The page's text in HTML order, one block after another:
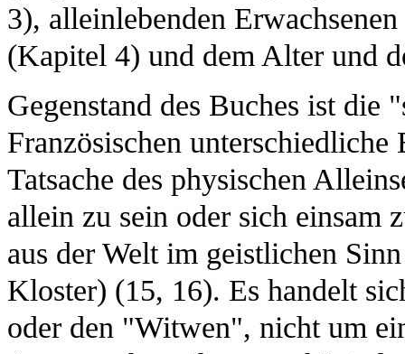
3), alleinlebenden
(Kapitel 4) und dem Alter und
Gegenstand des Buches ist
Französischen
Tatsache des physischen
allein zu sein oder sich einsam
aus der Welt im geistlichen
Kloster) (15, 16). Es handelt
oder den "Witwen", nicht um